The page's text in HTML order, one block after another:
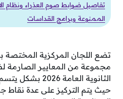
تفاصيل ضوابط صوم العذراء ونظام
الممنوعة وبرامج القداسات
تضع اللجان المركزية المختصة
مجموعة من المعايير الصارمة
الثانوية العامة
حيث يتم التركيز على عدة نقاط